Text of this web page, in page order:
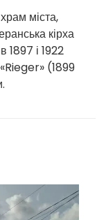
міста,
кірха
1897 і 1922
(1899